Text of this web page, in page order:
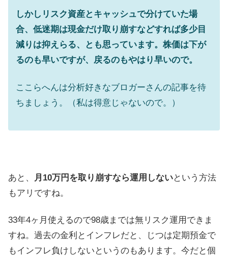
しかしリスク資産とキャッシュで分けていた場
合、低迷期は現金だけ取り崩すなどすれば多少目
減りは抑えらる、とも思っています。株価は下が
るのも早いですが、戻るのもやはり早いので。
ここらへんは分析好きなブロガーさんの記事を待
ちましょう。（私は得意じゃないので。）
あと、 月10万円を取り崩すなら運用しないという方法
もアリですね。
33年4ヶ月使えるので98歳までは無リスク運用できま
すね。過去の金利とインフレだと、じつは定期預金で
もインフレ負けしないというのもあります。今だと個